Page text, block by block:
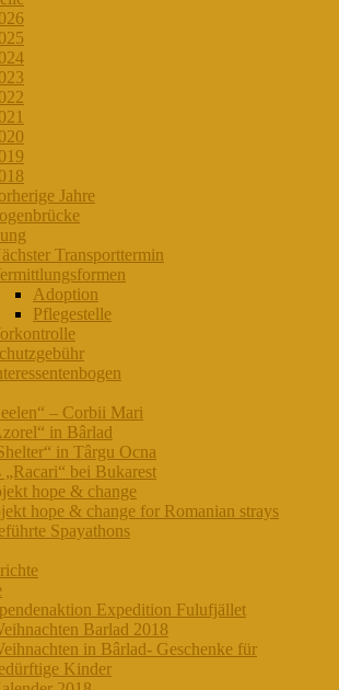
Jahre
Transporttermin
Adoption
Pflegestelle
– Corbii Mari
in Bârlad
in Târgu Ocna
„Racari“ bei Bukarest
hope & change
hope & change for Romanian strays
Spayathons
Expedition Fulufjället
Barlad 2018
in Bârlad- Geschenke für
Kinder